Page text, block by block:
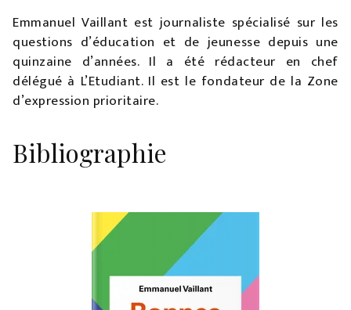
Emmanuel Vaillant est journaliste spécialisé sur les
questions d’éducation et de jeunesse depuis une
quinzaine d’années. Il a été rédacteur en chef
délégué à L’Etudiant. Il est le fondateur de la Zone
d’expression prioritaire.
Bibliographie